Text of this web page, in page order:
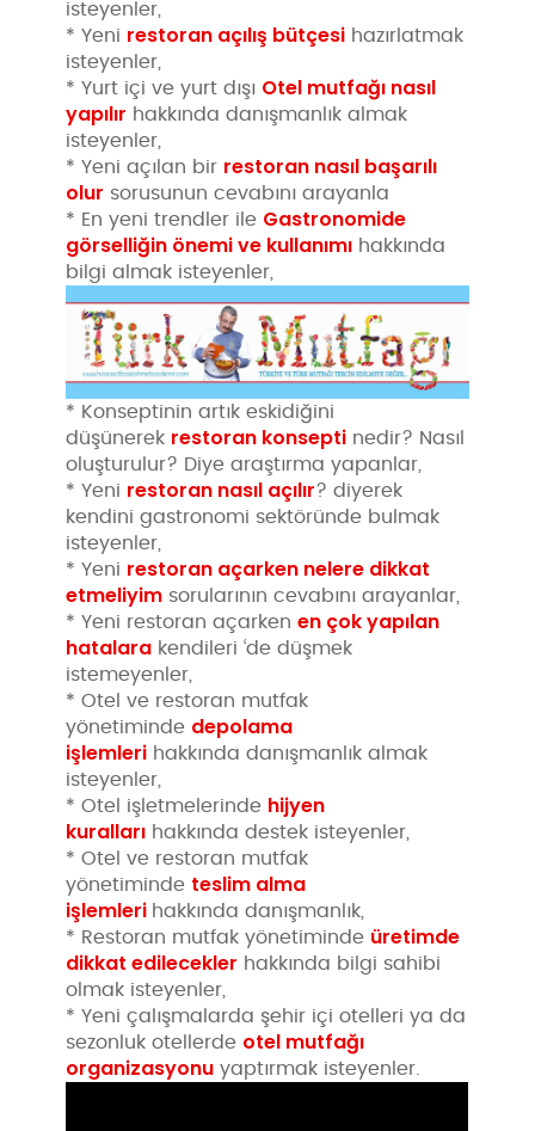
isteyenler,
* Yeni restoran açılış bütçesi hazırlatmak
isteyenler,
* Yurt içi ve yurt dışı Otel mutfağı nasıl
yapılır hakkında danışmanlık almak
isteyenler,
* Yeni açılan bir restoran nasıl başarılı
olur sorusunun cevabını arayanla
* En yeni trendler ile Gastronomide
görselliğin önemi ve kullanımı hakkında
bilgi almak isteyenler,
* Konseptinin artık eskidiğini
düşünerek restoran konsepti nedir? Nasıl
oluşturulur? Diye araştırma yapanlar,
* Yeni restoran nasıl açılır? diyerek
kendini gastronomi sektöründe bulmak
isteyenler,
* Yeni restoran açarken nelere dikkat
etmeliyim sorularının cevabını arayanlar,
* Yeni restoran açarkenen çok yapılan
hatalara kendileri ‘de düşmek
istemeyenler,
* Otel ve restoran mutfak
yönetiminde depolama
işlemleri hakkında danışmanlık almak
isteyenler,
* Otel işletmelerinde hijyen
kuralları hakkında destek isteyenler,
* Otel ve restoran mutfak
yönetiminde teslim alma
işlemleri hakkında danışmanlık,
* Restoran mutfak yönetiminde üretimde
dikkat edilecekler hakkında bilgi sahibi
olmak isteyenler,
* Yeni çalışmalarda şehir içi otelleri ya da
sezonluk otellerde otel mutfağı
organizasyonu yaptırmak isteyenler.